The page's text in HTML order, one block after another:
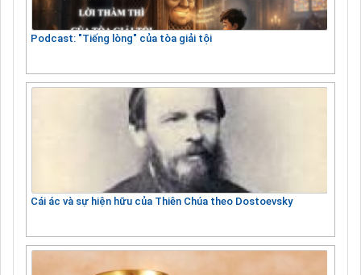
Podcast: "Tiếng lòng" của tòa giải tội
Cái ác và sự hiện hữu của Thiên Chúa theo Dostoevsky